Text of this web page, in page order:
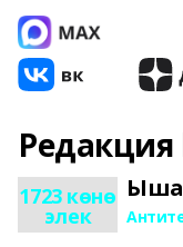
1723 көнө
элек